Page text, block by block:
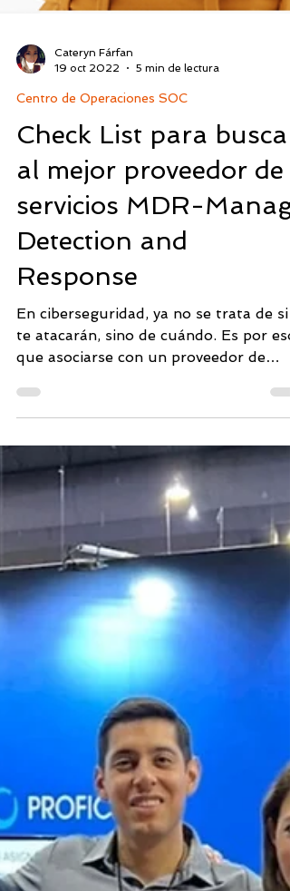
Cateryn Fárfan
Check List para buscar
al mejor proveedor de
servicios MDR-
Detection and
Response
En ciberseguridad, ya no se trata de si
te atacarán, sino de cuándo. Es por eso
servicios de Detección...